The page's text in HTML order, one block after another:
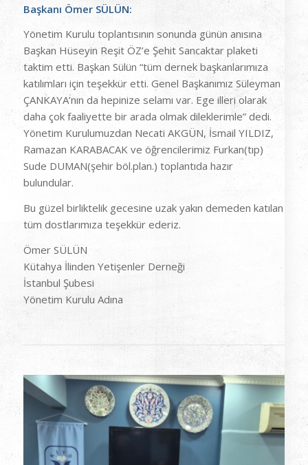
Başkanı Ömer SÜLÜN:
Yönetim Kurulu toplantısının sonunda günün anısına
Başkan Hüseyin Reşit ÖZ’e Şehit Sancaktar plaketi
taktim etti. Başkan Sülün “tüm dernek başkanlarımıza
katılımları için teşekkür etti. Genel Başkanımız Süleyman
ÇANKAYA’nın da hepinize selamı var. Ege illeri olarak
daha çok faaliyette bir arada olmak dileklerimle” dedi.
Yönetim Kurulumuzdan Necati AKGÜN, İsmail YILDIZ,
Ramazan KARABACAK ve öğrencilerimiz Furkan(tıp)
Sude DUMAN(şehir böl.plan.) toplantıda hazır
bulundular.
Bu güzel birliktelik gecesine uzak yakın demeden katılan
tüm dostlarımıza teşekkür ederiz.
Ömer SÜLÜN
Kütahya İlinden Yetişenler Derneği
İstanbul Şubesi
Yönetim Kurulu Adına